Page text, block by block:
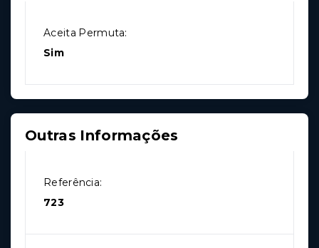
Aceita Permuta:
Sim
Outras Informações
Referência:
723